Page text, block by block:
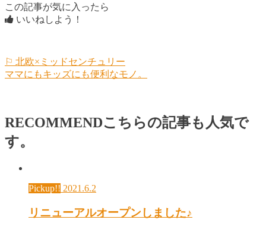
この記事が気に入ったら
いいねしよう！
⚐ 北欧×ミッドセンチュリー
ママにもキッズにも便利なモノ。
RECOMMENDこちらの記事も人気で
す。
Pickup!! 2021.6.2
リニューアルオープンしました♪